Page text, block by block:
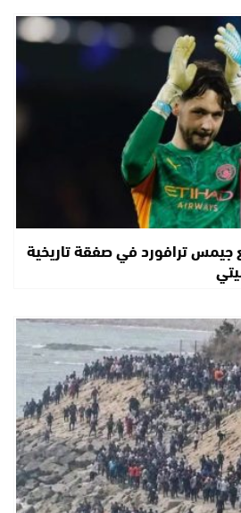
جيمس ترافورد في صفقة تاريخية